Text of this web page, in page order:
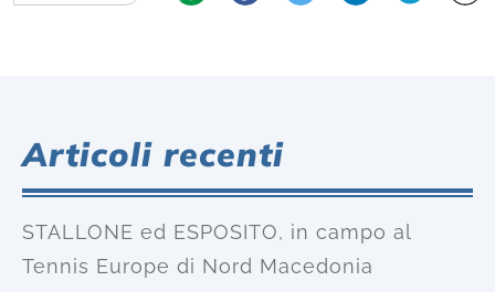
Articoli recenti
STALLONE ed ESPOSITO, in campo al
Tennis Europe di Nord Macedonia